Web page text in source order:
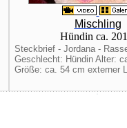
Mischling
Hündin ca.
Steckbrief - Jordana -
Geschlecht: Hündin Alter:
Größe: ca. 54 cm externer